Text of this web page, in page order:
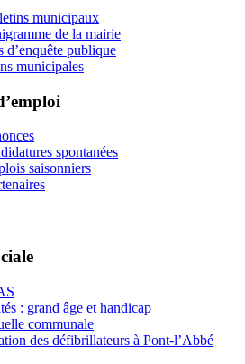
municipaux
de la mairie
d’enquête publique
municipales
spontanées
saisonniers
: grand âge et handicap
communale
des défibrillateurs à Pont-l’Abbé